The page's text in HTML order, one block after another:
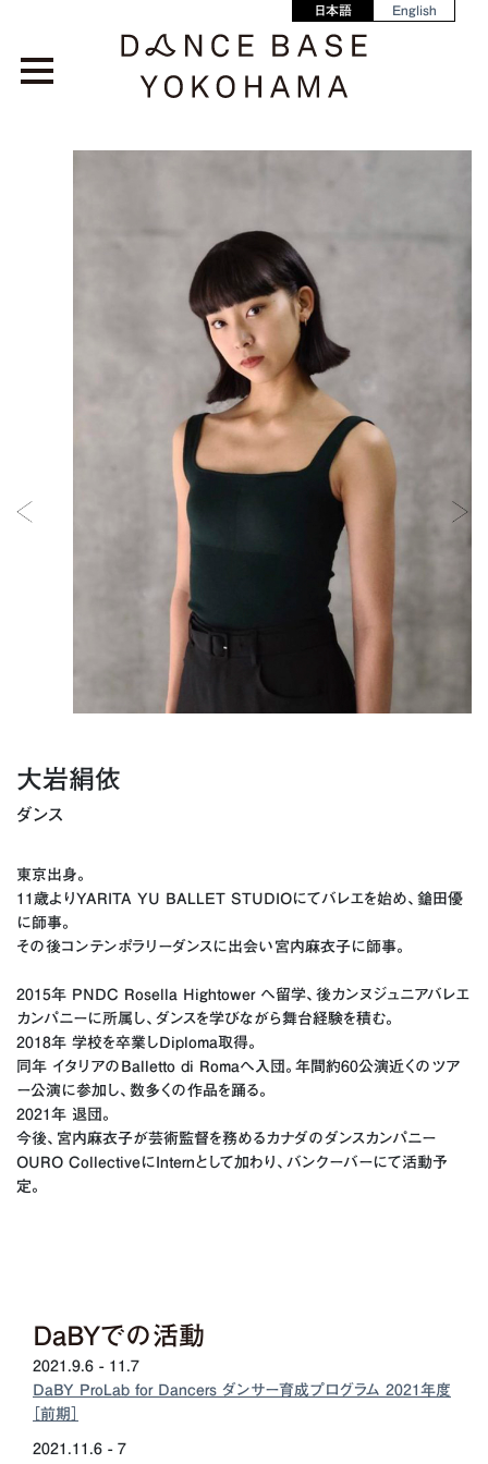
日本語 English
大岩絹依
ダンス
東京出身。
11歳よりYARITA YU BALLET STUDIOにてバレエを始め、鎗田優
に師事。
その後コンテンポラリーダンスに出会い宮内麻衣子に師事。
2015年 PNDC Rosella Hightower へ留学、後カンヌジュニアバレエ
カンパニーに所属し、ダンスを学びながら舞台経験を積む。
2018年 学校を卒業しDiploma取得。
同年 イタリアのBalletto di Romaへ入団。年間約60公演近くのツア
ー公演に参加し、数多くの作品を踊る。
2021年 退団。
今後、宮内麻衣子が芸術監督を務めるカナダのダンスカンパニー
OURO CollectiveにInternとして加わり、バンクーバーにて活動予
定。
DaBYでの活動
2021.9.6 - 11.7
DaBY ProLab for Dancers ダンサー育成プログラム 2021年度
［前期］
2021.11.6 - 7